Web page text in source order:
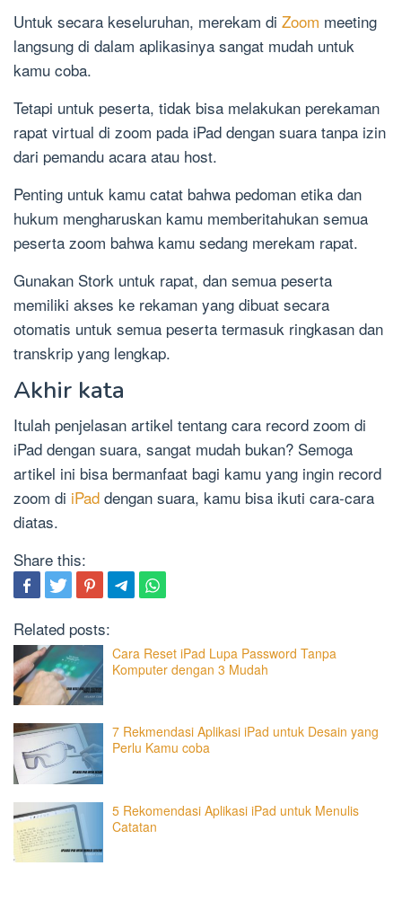
Untuk secara keseluruhan, merekam di Zoom meeting
langsung di dalam aplikasinya sangat mudah untuk
kamu coba.
Tetapi untuk peserta, tidak bisa melakukan perekaman
rapat virtual di zoom pada iPad dengan suara tanpa izin
dari pemandu acara atau host.
Penting untuk kamu catat bahwa pedoman etika dan
hukum mengharuskan kamu memberitahukan semua
peserta zoom bahwa kamu sedang merekam rapat.
Gunakan Stork untuk rapat, dan semua peserta
memiliki akses ke rekaman yang dibuat secara
otomatis untuk semua peserta termasuk ringkasan dan
transkrip yang lengkap.
Akhir kata
Itulah penjelasan artikel tentang cara record zoom di
iPad dengan suara, sangat mudah bukan? Semoga
artikel ini bisa bermanfaat bagi kamu yang ingin record
zoom di iPad dengan suara, kamu bisa ikuti cara-cara
diatas.
Share this:
Related posts:
Cara Reset iPad Lupa Password Tanpa
Komputer dengan 3 Mudah
7 Rekmendasi Aplikasi iPad untuk Desain yang
Perlu Kamu coba
5 Rekomendasi Aplikasi iPad untuk Menulis
Catatan